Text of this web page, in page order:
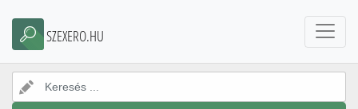
SZEXERO.HU